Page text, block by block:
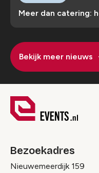
Meer dan catering:
Bekijk meer nieuws
Bezoekadres
Nieuwemeerdijk 159